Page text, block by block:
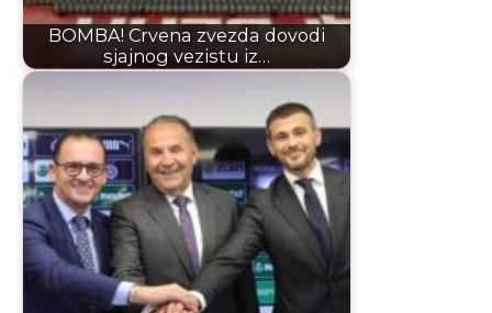
BOMBA! Crvena zvezda dovodi
sjajnog vezistu iz…